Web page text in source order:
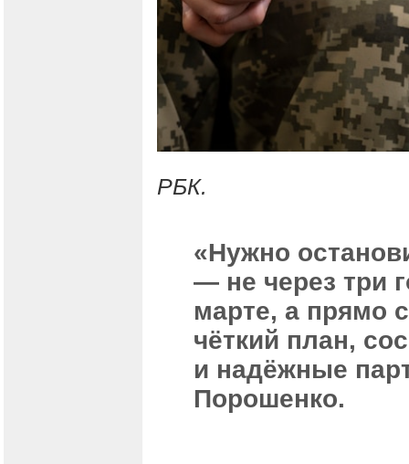
РБК.
«Нужно
— не через три
марте, а прямо
чёткий план,
и надёжные
Порошенко.